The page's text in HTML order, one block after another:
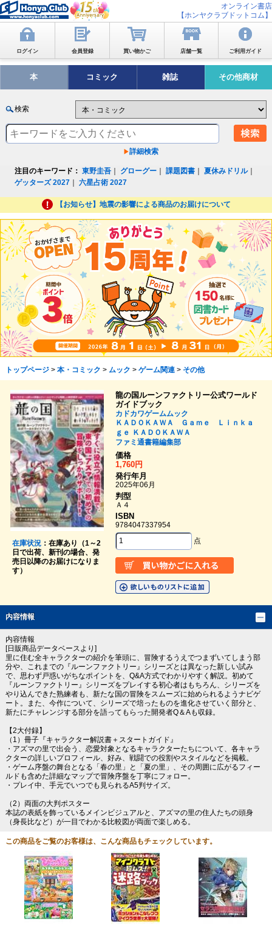
オンライン書店
【ホンヤクラブドットコム】
ログイン 会員登録 買い物かご 店舗一覧 ご利用ガイド
本 コミック 雑誌 その他商材
検索
詳細検索
注目のキーワード： 東野圭吾 グローグー ｜課題図書 ｜夏休みドリル｜
ゲッターズ 2027 ｜六星占術 2027
【お知らせ】地震の影響による商品のお届けについて
トップページ> 本・コミック > ムック > ゲーム関連> その他
在庫状況：在庫あり（1～2
日で出荷、新刊の場合、発
売日以降のお届けになりま
す）
龍の国ルーンファクトリー公式ワールド
ガイドブック
カドカワゲームムック
ＫＡＤＯＫＡＷＡ Ｇａｍｅ Ｌｉｎｋａ
ｇｅ
ＫＡＤＯＫＡＷＡ
ファミ通書籍編集部
価格
1,760円
発行年月
2025年06月
判型
Ａ４
ISBN
9784047337954
点
内容情報
内容情報
[日販商品データベースより]
里に住む全キャラクターの紹介を筆頭に、冒険するうえでつまずいてしまう部
分や、これまでの『ルーンファクトリー』シリーズとは異なった新しい試み
で、思わず戸惑いがちなポイントを、Q&A方式でわかりやすく解説。初めて
『ルーンファクトリー』シリーズをプレイする初心者はもちろん、シリーズを
やり込んできた熟練者も、新たな国の冒険をスムーズに始められるようナビゲ
ート。また、今作について、シリーズで培ったものを進化させていく部分と、
新たにチャレンジする部分を語ってもらった開発者Q＆Aも収録。
【2大付録】
（1）冊子『キャラクター解説書＋スタートガイド』
・アズマの里で出会う、恋愛対象となるキャラクターたちについて、各キャラ
クターの詳しいプロフィール、好み、戦闘での役割やスタイルなどを掲載。
・ゲーム序盤の舞台となる「春の里」と「夏の里」、その周囲に広がるフィー
ルドも含めた詳細なマップで冒険序盤を丁寧にフォロー。
・プレイ中、手元でいつでも見られるA5判サイズ。
（2）両面の大判ポスター
本誌の表紙を飾っているメインビジュアルと、アズマの里の住人たちの頭身
（身長比など）が一目でわかる比較図が両面で楽しめる。
この商品をご覧のお客様は、こんな商品もチェックしています。